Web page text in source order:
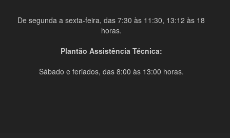
De segunda a sexta-feira, das 7:30 às 11:30, 13:12 às 18
horas.
Plantão Assistência Técnica:
Sábado e feriados, das 8:00 às 13:00 horas.